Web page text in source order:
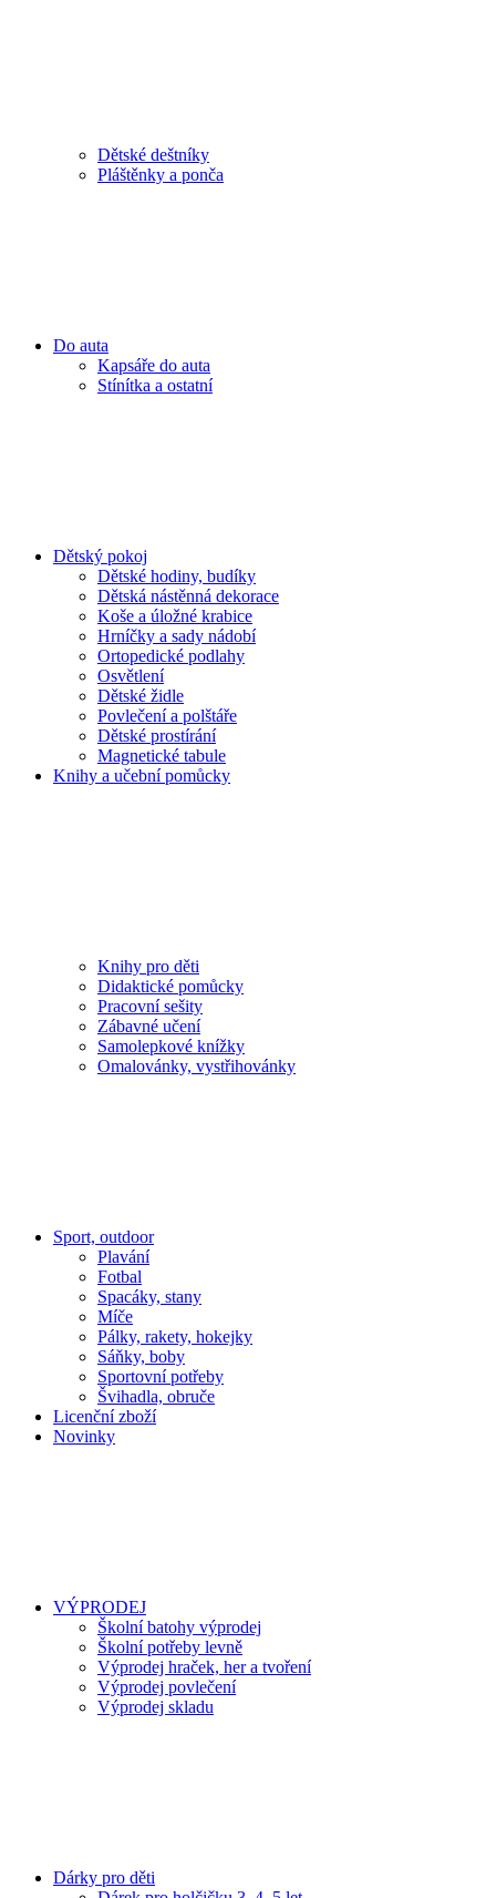
Dětské deštníky
Pláštěnky a ponča
Do auta
Kapsáře do auta
Stínítka a ostatní
Dětský pokoj
Dětské hodiny, budíky
Dětská nástěnná dekorace
Koše a úložné krabice
Hrníčky a sady nádobí
Ortopedické podlahy
Osvětlení
Dětské židle
Povlečení a polštáře
Dětské prostírání
Magnetické tabule
Knihy a učební pomůcky
Knihy pro děti
Didaktické pomůcky
Pracovní sešity
Zábavné učení
Samolepkové knížky
Omalovánky, vystřihovánky
Sport, outdoor
Plavání
Fotbal
Spacáky, stany
Míče
Pálky, rakety, hokejky
Sáňky, boby
Sportovní potřeby
Švihadla, obruče
Licenční zboží
Novinky
VÝPRODEJ
Školní batohy výprodej
Školní potřeby levně
Výprodej hraček, her a tvoření
Výprodej povlečení
Výprodej skladu
Dárky pro děti